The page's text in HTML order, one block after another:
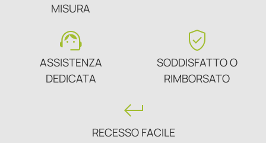
MISURA
support_agent
ASSISTENZA
DEDICATA
verified_user
SODDISFATTO O
RIMBORSATO
keyboard_return
RECESSO FACILE